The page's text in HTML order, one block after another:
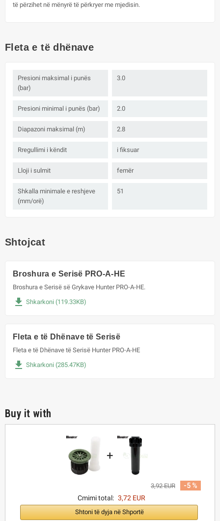
të përzihet në mënyrë të përkryer me mjedisin.
Fleta e të dhënave
Presioni maksimal i punës
(bar)
3.0
Presioni minimal i punës (bar) 2.0
Diapazoni maksimal (m) 2.8
Rregullimi i këndit i fiksuar
Lloji i sulmit femër
Shkalla minimale e reshjeve
(mm/orë)
51
Shtojcat
Broshura e Serisë PRO-A-HE
Broshura e Serisë së Grykave Hunter PRO-A-HE.
file_download Shkarkoni (119.33KB)
Fleta e të Dhënave të Serisë
Fleta e të Dhënave të Serisë Hunter PRO-A-HE
file_download Shkarkoni (285.47KB)
Buy it with
+
3,92 EUR
-5 %
Cmimi total: 3,72 EUR
Shtoni të dyja në Shportë